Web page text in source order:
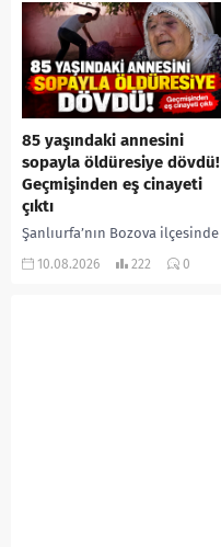
yaralandı. Hastaneye...
85 yaşındaki annesini
sopayla öldüresiye dövdü!
Geçmişinden eş cinayeti
çıktı
Şanlıurfa’nın Bozova ilçesinde
85 yaşındaki İslim Yaprak, 53
10.08.2026 222 0